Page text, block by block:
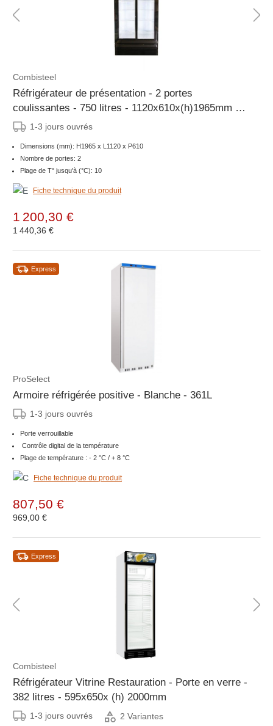
Combisteel
Réfrigérateur de présentation - 2 portes
coulissantes - 750 litres - 1120x610x(h)1965mm -
LED1-3 jours ouvrés
Dimensions (mm): H1965 x L1120 x P610
Nombre de portes: 2
Plage de T° jusqu'à (°C): 10
Fiche technique du produit
1 200,30 €
1 440,36 €
Express
ProSelect
Armoire réfrigérée positive - Blanche - 361L
1-3 jours ouvrés
Porte verrouillable
Contrôle digital de la température
Plage de température : - 2 °C / + 8 °C
Fiche technique du produit
807,50 €
969,00 €
Express
Combisteel
Réfrigérateur Vitrine Restauration - Porte en verre -
382 litres - 595x650x (h) 2000mm
1-3 jours ouvrés 2 Variantes